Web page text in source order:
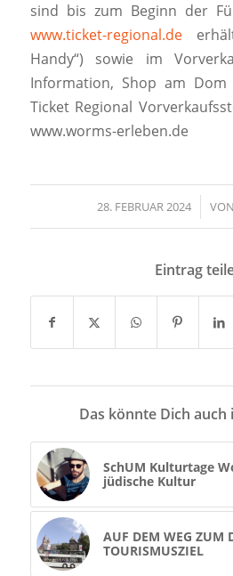
sind bis zum Beginn der
www.ticket-regional.de
Handy“) sowie im
Information, Shop am
Ticket Regional
www.worms-erleben.de
28. FEBRUAR 2024
/ VON
Eintrag
Das könnte Dich
SchUM Kulturtage
jüdische Kultur
AUF DEM WEG ZUM
TOURISMUSZIEL